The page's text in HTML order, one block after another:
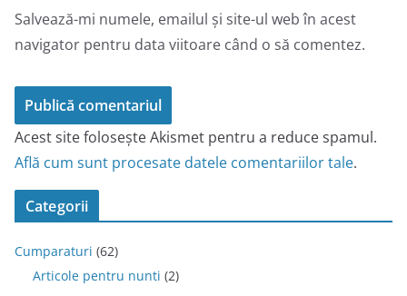
Salvează-mi numele, emailul și site-ul web în acest
navigator pentru data viitoare când o să comentez.
Acest site folosește Akismet pentru a reduce spamul.
Află cum sunt procesate datele comentariilor tale.
Categorii
Cumparaturi (62)
Articole pentru nunti (2)